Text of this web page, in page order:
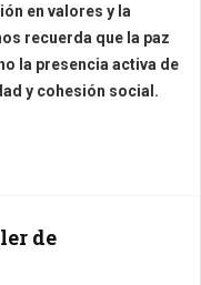
en valores y la
recuerda que la paz
la presencia activa de
y cohesión social.
de